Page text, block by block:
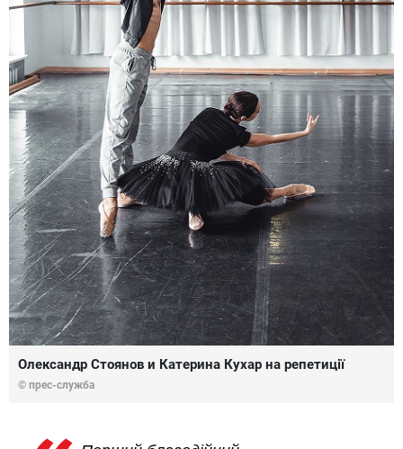
Олександр Стоянов и Катерина Кухар на репетиції
© прес-служба